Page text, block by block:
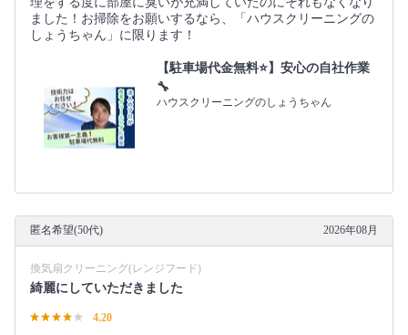
ました！お掃除をお願いするなら、「ハウスクリーニングの
しょうちゃん」に限ります！
【駐車場代金無料⭐️】安心の自社作業
🔧
ハウスクリーニングのしょうちゃん
匿名希望(50代) 2026年08月
換気扇クリーニング(レンジフード)
綺麗にしていただきました
4.20